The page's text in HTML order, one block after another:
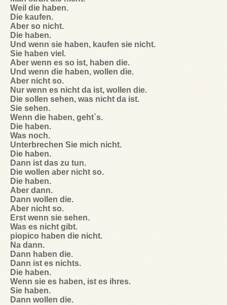
Weil die haben.
Die kaufen.
Aber so nicht.
Die haben.
Und wenn sie haben, kaufen sie nicht.
Sie haben viel.
Aber wenn es so ist, haben die.
Und wenn die haben, wollen die.
Aber nicht so.
Nur wenn es nicht da ist, wollen die.
Die sollen sehen, was nicht da ist.
Sie sehen.
Wenn die haben, geht`s.
Die haben.
Was noch.
Unterbrechen Sie mich nicht.
Die haben.
Dann ist das zu tun.
Die wollen aber nicht so.
Die haben.
Aber dann.
Dann wollen die.
Aber nicht so.
Erst wenn sie sehen.
Was es nicht gibt.
piopico haben die nicht.
Na dann.
Dann haben die.
Dann ist es nichts.
Die haben.
Wenn sie es haben, ist es ihres.
Sie haben.
Dann wollen die.